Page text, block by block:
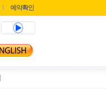
예약확인